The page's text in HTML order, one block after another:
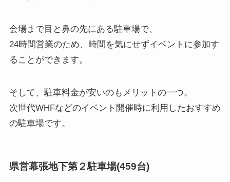
会場まで目と鼻の先にある駐車場で、
24時間営業のため、時間を気にせずイベントに参加す
ることができます。
そして、駐車料金が安いのもメリットの一つ。
次世代WHFなどのイベント開催時に利用したおすすめ
の駐車場です。
県営幕張地下第２駐車場(459台)